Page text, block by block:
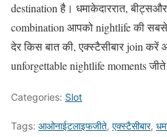
destination है। धमाकेदाररात,
combination आपको nightlife की
देर किस बात की, एक्स्टैसीबार join
unforgettable nightlife moments
Categories: Slot
Tags: आओनाईटलाइफजीते, एक्स्टैसीबार,